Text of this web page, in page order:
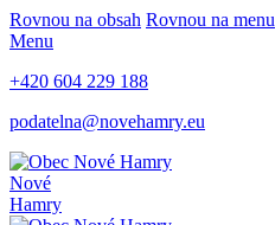
Rovnou na obsah Rovnou na menu
Menu
+420 604 229 188
podatelna@novehamry.eu
Nové
Hamry